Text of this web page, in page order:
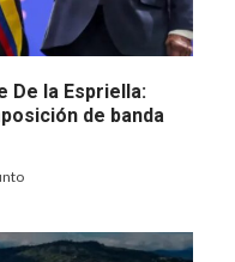
De la Espriella:
de banda